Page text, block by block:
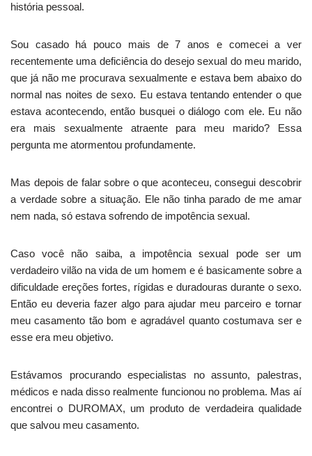
história pessoal.
Sou casado há pouco mais de 7 anos e comecei a ver
recentemente uma deficiência do desejo sexual do meu marido,
que já não me procurava sexualmente e estava bem abaixo do
normal nas noites de sexo. Eu estava tentando entender o que
estava acontecendo, então busquei o diálogo com ele. Eu não
era mais sexualmente atraente para meu marido? Essa
pergunta me atormentou profundamente.
Mas depois de falar sobre o que aconteceu, consegui descobrir
a verdade sobre a situação. Ele não tinha parado de me amar
nem nada, só estava sofrendo de impotência sexual.
Caso você não saiba, a impotência sexual pode ser um
verdadeiro vilão na vida de um homem e é basicamente sobre a
dificuldade ereções fortes, rígidas e duradouras durante o sexo.
Então eu deveria fazer algo para ajudar meu parceiro e tornar
meu casamento tão bom e agradável quanto costumava ser e
esse era meu objetivo.
Estávamos procurando especialistas no assunto, palestras,
médicos e nada disso realmente funcionou no problema. Mas aí
encontrei o DUROMAX, um produto de verdadeira qualidade
que salvou meu casamento.